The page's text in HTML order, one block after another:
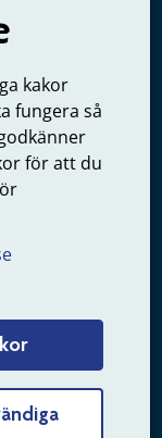
kakor
fungera så
för att du
från statlig